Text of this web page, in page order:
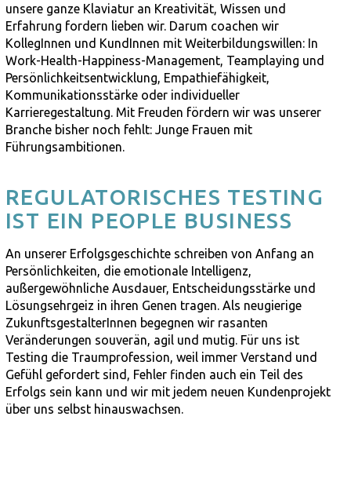
unsere ganze Klaviatur an Kreativität, Wissen und
Erfahrung fordern lieben wir. Darum coachen wir
KollegInnen und KundInnen mit Weiterbildungswillen: In
Work-Health-Happiness-Management, Teamplaying und
Persönlichkeitsentwicklung, Empathiefähigkeit,
Kommunikationsstärke oder individueller
Karrieregestaltung. Mit Freuden fördern wir was unserer
Branche bisher noch fehlt: Junge Frauen mit
Führungsambitionen.
REGULATORISCHES TESTING
IST EIN PEOPLE BUSINESS
An unserer Erfolgsgeschichte schreiben von Anfang an
Persönlichkeiten, die emotionale Intelligenz,
außergewöhnliche Ausdauer, Entscheidungsstärke und
Lösungsehrgeiz in ihren Genen tragen. Als neugierige
ZukunftsgestalterInnen begegnen wir rasanten
Veränderungen souverän, agil und mutig. Für uns ist
Testing die Traumprofession, weil immer Verstand und
Gefühl gefordert sind, Fehler finden auch ein Teil des
Erfolgs sein kann und wir mit jedem neuen Kundenprojekt
über uns selbst hinauswachsen.